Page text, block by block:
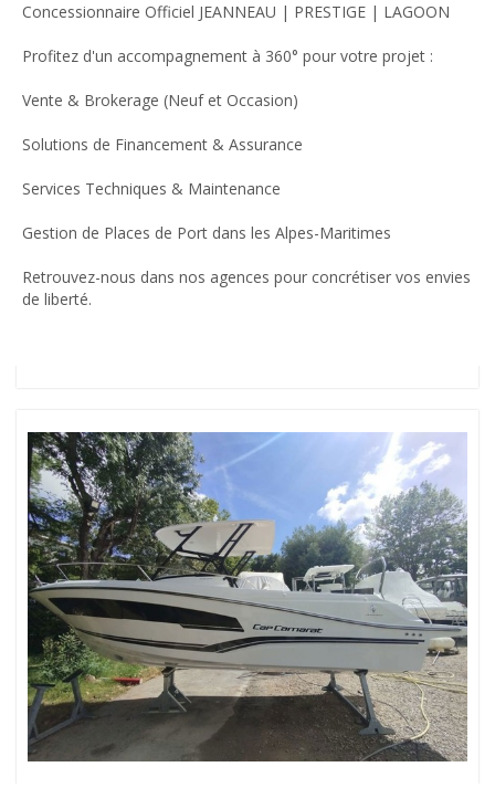
Concessionnaire Officiel JEANNEAU | PRESTIGE | LAGOON
Profitez d'un accompagnement à 360° pour votre projet :
Vente & Brokerage (Neuf et Occasion)
Solutions de Financement & Assurance
Services Techniques & Maintenance
Gestion de Places de Port dans les Alpes-Maritimes
Retrouvez-nous dans nos agences pour concrétiser vos envies
de liberté.